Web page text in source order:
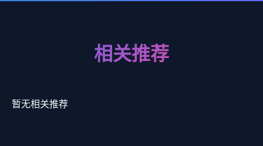
相关推荐
暂无相关推荐